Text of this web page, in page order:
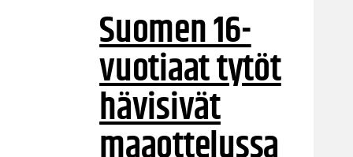
Suomen 16-
vuotiaat tytöt
hävisivät